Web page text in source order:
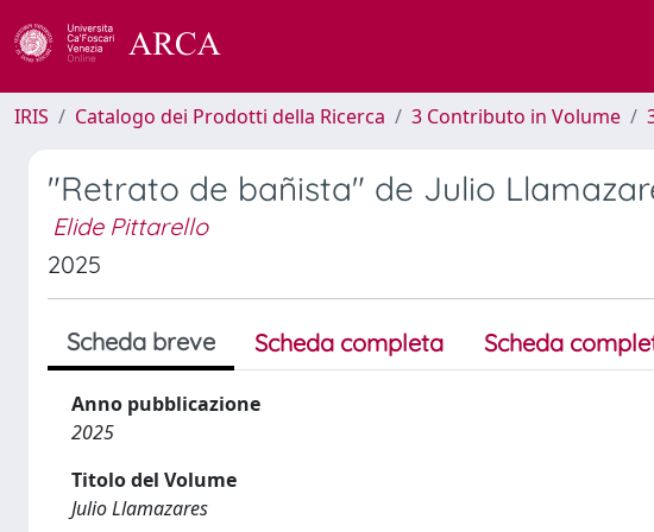
IRIS Catalogo dei Prodotti della Ricerca 3 Contributo in Volume
"Retrato de bañista" de Julio
Elide Pittarello
2025
Scheda breve Scheda completa Scheda
Anno pubblicazione
2025
Titolo del Volume
Julio Llamazares